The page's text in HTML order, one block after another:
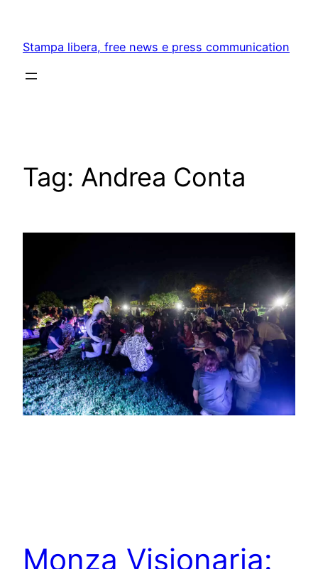
content
Stampa libera, free news e press communication
Tag: Andrea Conta
Monza Visionaria: